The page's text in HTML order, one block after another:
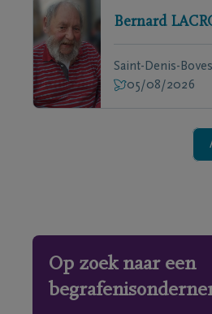
Bernard
Saint-Denis-
05/08/2026
Op zoek naar een